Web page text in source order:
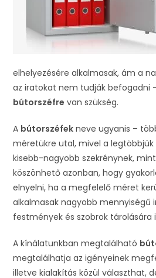
elhelyezésére alkalmasak, ám a
az iratokat nem tudják befogadni
bútorszéfre van szükség.
A bútorszéfek neve ugyanis –
méretükre utal, mivel a
kisebb-nagyobb szekrénynek,
köszönhető azonban, hogy
elnyelni, ha a megfelelő méret
alkalmasak nagyobb mennyiségű
festmények és szobrok tárolására
A kínálatunkban megtalálható
megtalálhatja az igényeinek
illetve kialakítás közül választhat,